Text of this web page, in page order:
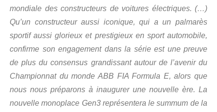
mondiale des constructeurs de voitures électriques. (…)
Qu’un constructeur aussi iconique, qui a un palmarès
sportif aussi glorieux et prestigieux en sport automobile,
confirme son engagement dans la série est une preuve
de plus du consensus grandissant autour de l’avenir du
Championnat du monde ABB FIA Formula E, alors que
nous nous préparons à inaugurer une nouvelle ère. La
nouvelle monoplace Gen3 représentera le summum de la